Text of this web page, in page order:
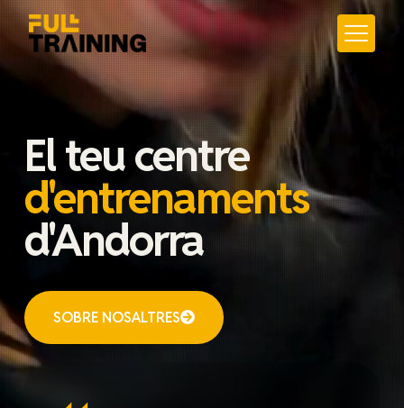
El teu centre
d'entrenaments
d'Andorra
SOBRE NOSALTRES